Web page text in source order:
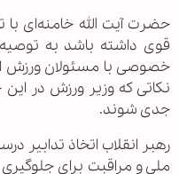
حضرت آیت الله خامنه‌ای با
قوی داشته باشد به
خصوصی با مسئولان ورزش
نکاتی که وزیر ورزش در
جدی شوند.
رهبر انقلاب اتخاذ تدابیر
ملی و مراقبت برای جلوگیری